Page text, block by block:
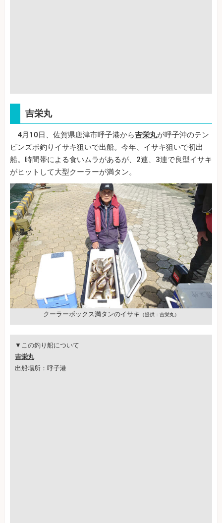
吉栄丸
4月10日、佐賀県唐津市呼子港から吉栄丸が呼子沖のテン
ビンズボ釣りイサキ狙いで出船。今年、イサキ狙いで初出
船。時間帯による食いムラがあるが、2連、3連で良型イサキ
がヒットして大型クーラーが満タン。
クーラーボックス満タンのイサキ （提供：吉栄丸）
▼この釣り船について
吉栄丸
出船場所：呼子港